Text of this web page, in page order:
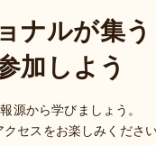
ナルが集う
加しよう
源から学びましょう。
セスをお楽しみください